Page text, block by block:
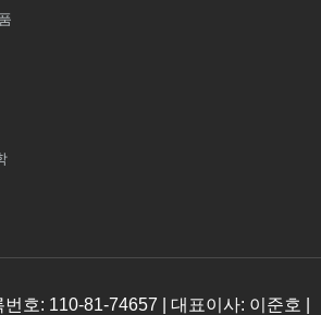
호: 110-81-74657 | 대표이사: 이준호 |